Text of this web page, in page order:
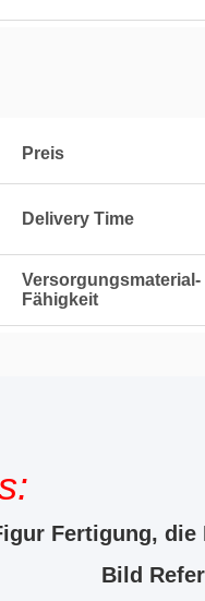
Preis
Delivery Time
Versorgungsmaterial-
Fähigkeit
Fertigung,
Bild